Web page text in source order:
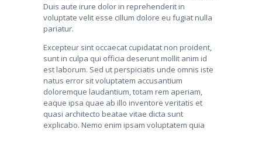
Duis aute irure dolor in reprehenderit in
voluptate velit esse cillum dolore eu fugiat nulla
pariatur.
Excepteur sint occaecat cupidatat non proident,
sunt in culpa qui officia deserunt mollit anim id
est laborum. Sed ut perspiciatis unde omnis iste
natus error sit voluptatem accusantium
doloremque laudantium, totam rem aperiam,
eaque ipsa quae ab illo inventore veritatis et
quasi architecto beatae vitae dicta sunt
explicabo. Nemo enim ipsam voluptatem quia